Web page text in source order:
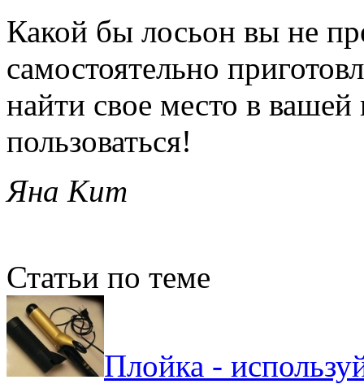
Какой бы лосьон вы не
самостоятельно
найти свое место в
пользоваться!
Яна Кит
Статьи по теме
Плойка -